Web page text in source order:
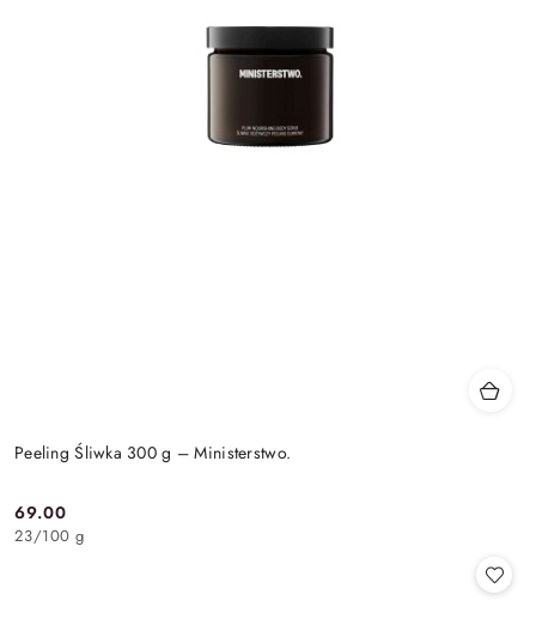
Peeling Śliwka 300 g – Ministerstwo.
Cena:
69.00
23/100 g